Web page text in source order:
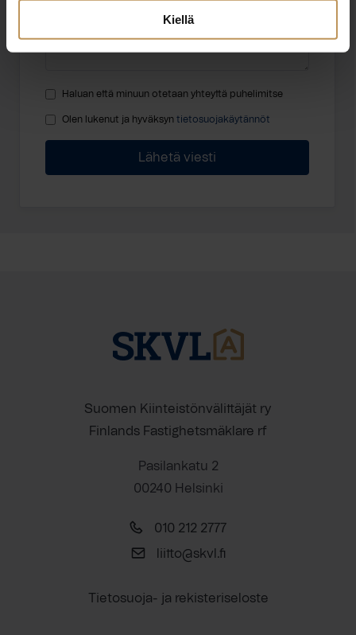
Kiellä
Haluan että minuun otetaan yhteyttä puhelimitse
Olen lukenut ja hyväksyn tietosuojakäytännöt
Suomen Kiinteistönvälittäjät ry
Finlands Fastighetsmäklare rf
Pasilankatu 2
00240 Helsinki
010 212 2777
liitto@skvl.fi
Tietosuoja- ja rekisteriseloste